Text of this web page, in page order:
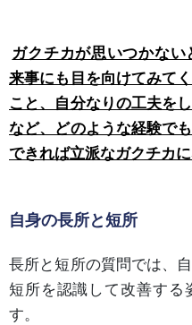
ガクチカが思いつかな
来事にも目を向けてみて
こと、自分なりの工夫を
など、どのような経験で
できれば立派なガクチカに
自身の長所と短所
長所と短所の質問では、
短所を認識して改善する
す。